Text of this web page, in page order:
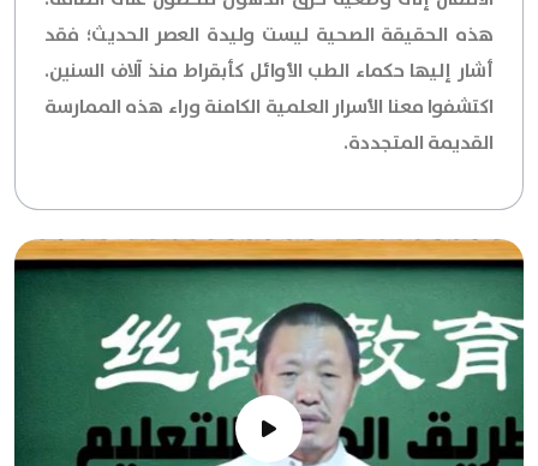
هذه الحقيقة الصحية ليست وليدة العصر الحديث؛ فقد
أشار إليها حكماء الطب الأوائل كأبقراط منذ آلاف السنين.
اكتشفوا معنا الأسرار العلمية الكامنة وراء هذه الممارسة
القديمة المتجددة.